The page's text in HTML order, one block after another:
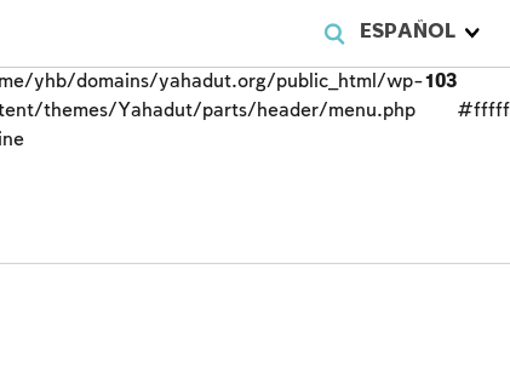
ESPAÑOL
yhb/domains/yahadut.org/public_html/wp-
themes/Yahadut/parts/header/menu.php
103